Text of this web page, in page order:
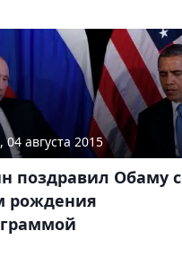
04 августа 2015
поздравил Обаму с
рождения